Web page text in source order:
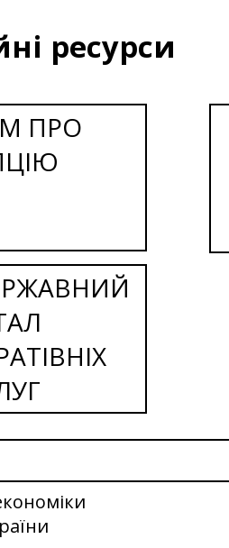
ресурси
ПРО